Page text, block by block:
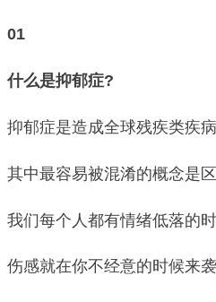
01
什么是抑郁症?
抑郁症是造成全球残疾类疾
其中最容易被混淆的概念是
我们每个人都有情绪低落的
伤感就在你不经意的时候来